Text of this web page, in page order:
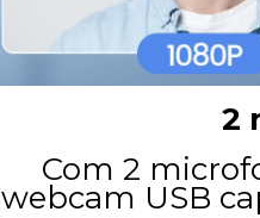
2
Com 2
webcam USB